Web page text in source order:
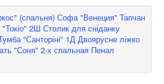
(спальня) Софа "Венеция" Тапчан
"Токіо" 2Ш Столик для сніданку
"Санторіні" 1Д Двоярусне ліжко
"Соня" 2-х спальная Пенал